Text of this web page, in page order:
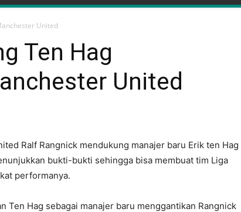
United
Ten Hag
United
Ralf Rangnick mendukung manajer baru Erik ten Hag
bukti-bukti sehingga bisa membuat tim Liga
performanya.
Ten Hag sebagai manajer baru menggantikan Rangnick